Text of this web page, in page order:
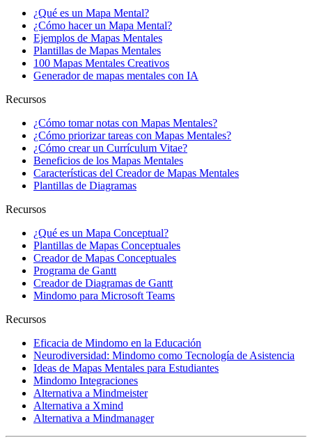
¿Qué es un Mapa Mental?
¿Cómo hacer un Mapa Mental?
Ejemplos de Mapas Mentales
Plantillas de Mapas Mentales
100 Mapas Mentales Creativos
Generador de mapas mentales con IA
Recursos
¿Cómo tomar notas con Mapas Mentales?
¿Cómo priorizar tareas con Mapas Mentales?
¿Cómo crear un Currículum Vitae?
Beneficios de los Mapas Mentales
Características del Creador de Mapas Mentales
Plantillas de Diagramas
Recursos
¿Qué es un Mapa Conceptual?
Plantillas de Mapas Conceptuales
Creador de Mapas Conceptuales
Programa de Gantt
Creador de Diagramas de Gantt
Mindomo para Microsoft Teams
Recursos
Eficacia de Mindomo en la Educación
Neurodiversidad: Mindomo como Tecnología de Asistencia
Ideas de Mapas Mentales para Estudiantes
Mindomo Integraciones
Alternativa a Mindmeister
Alternativa a Xmind
Alternativa a Mindmanager